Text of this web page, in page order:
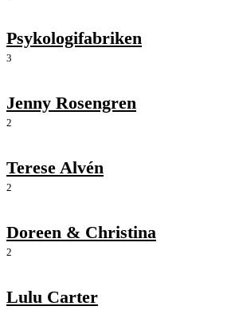
Psykologifabriken
3
Jenny Rosengren
2
Terese Alvén
2
Doreen & Christina
2
Lulu Carter